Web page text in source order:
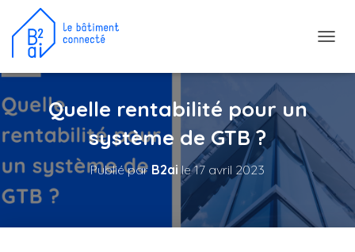
R
A
N
A
I
Quelle rentabilité pour un
système de GTB ?
Publié par B2ai le17 avril 2023